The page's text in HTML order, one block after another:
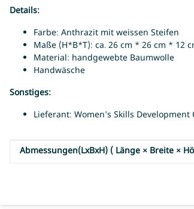
Details:
Farbe: Anthrazit mit weissen Steifen
Maße (H*B*T): ca. 26 cm * 26 cm * 12
Material: handgewebte Baumwolle
Handwäsche
Sonstiges:
Lieferant: Women's Skills
Produkteigenschaft
Wert
Abmessungen(LxBxH) ( Länge × Breite ×